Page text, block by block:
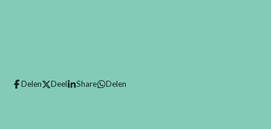
Delen Deel Share Delen